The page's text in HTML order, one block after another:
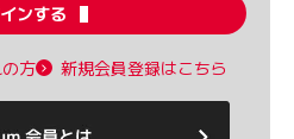
ンする
方 新規会員登録はこちら